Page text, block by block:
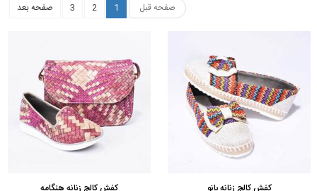
صفحه قبل
1
2
3 صفحه بعد